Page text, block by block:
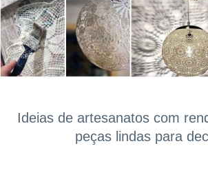
Ideias de artesanatos com
peças lindas para